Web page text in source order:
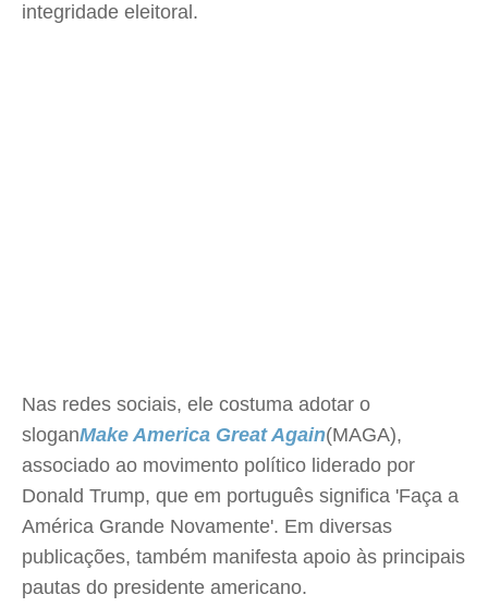
integridade eleitoral.
Nas redes sociais, ele costuma adotar o
sloganMake America Great Again(MAGA),
associado ao movimento político liderado por
Donald Trump, que em português significa 'Faça a
América Grande Novamente'. Em diversas
publicações, também manifesta apoio às principais
pautas do presidente americano.